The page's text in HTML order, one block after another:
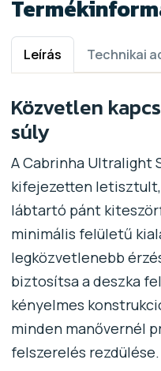
Leírás Technikai
Közvetlen
súly
A Cabrinha Ultralight
kifejezetten
lábtartó pánt
minimális felületű
legközvetlenebb
biztosítsa a deszka
kényelmes
minden manővernél
felszerelés rezdülése.